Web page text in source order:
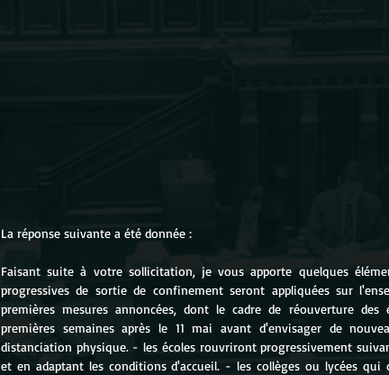
La réponse suivante a été donnée :
Faisant suite à votre sollicitation, je vous apporte quelques
progressives de sortie de confinement seront appliquées sur
premières mesures annoncées, dont le cadre de réouverture des
premières semaines après le 11 mai avant d'envisager de
distanciation physique. - les écoles rouvriront progressivement
et en adaptant les conditions d'accueil. - les collèges ou lycées